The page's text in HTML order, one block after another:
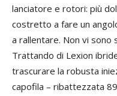
lanciatore e rotori: più
costretto a fare un
a rallentare. Non vi
Trattando di Lexion
trascurare la robusta
capofila – ribattezzata